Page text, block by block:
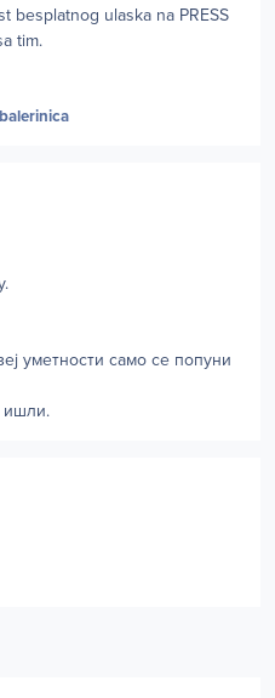
besplatnog ulaska na PRESS
tim.
уметности само се попуни
ишли.